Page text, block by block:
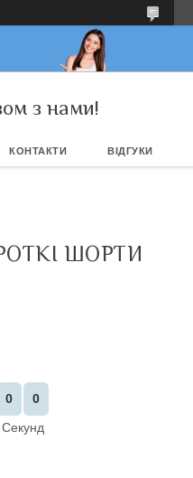
з нами!
КОНТАКТИ ВІДГУКИ
ШОРТИ
0
0
Секунд